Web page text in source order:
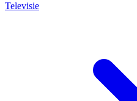
Televisie